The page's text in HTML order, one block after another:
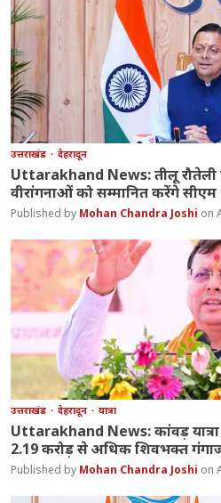
उत्तराखंड देहरादून
Uttarakhand News: तीलू रौतेली
वीरांगनाओं को सम्मानित करेंगे सीएम
Mohan Chandra Joshi
उत्तराखंड देहरादून यात्रा
Uttarakhand News: कांवड़ यात्रा
2.19 करोड़ से अधिक शिवभक्त
Mohan Chandra Joshi